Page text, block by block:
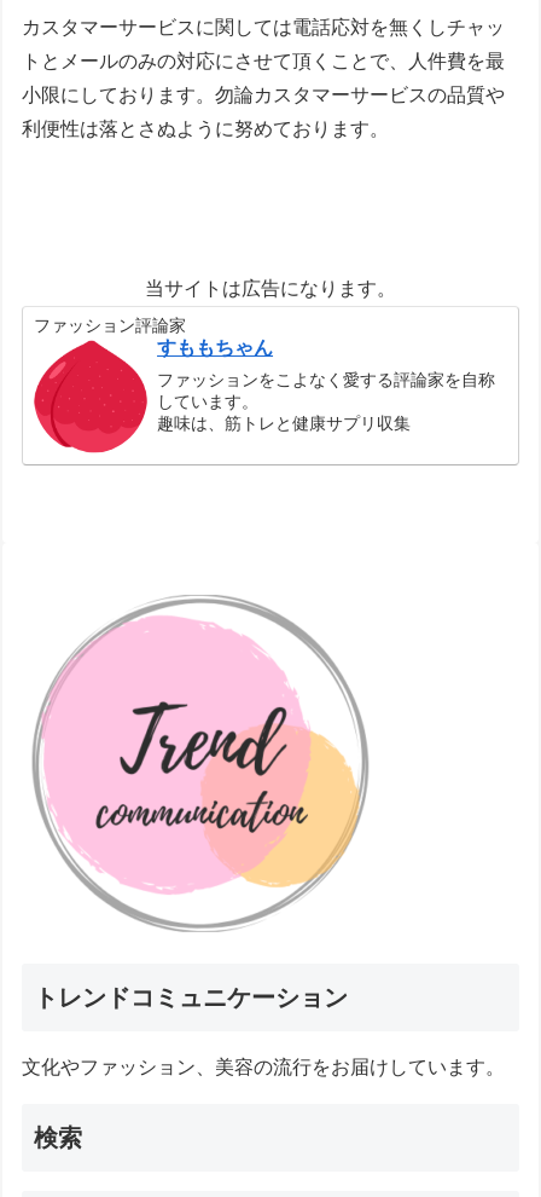
カスタマーサービスに関しては電話応対を無くしチャッ
トとメールのみの対応にさせて頂くことで、人件費を最
小限にしております。勿論カスタマーサービスの品質や
利便性は落とさぬように努めております。
当サイトは広告になります。
ファッション評論家
すももちゃん
ファッションをこよなく愛する評論家を自称
しています。
趣味は、筋トレと健康サプリ収集
トレンドコミュニケーション
文化やファッション、美容の流行をお届けしています。
検索